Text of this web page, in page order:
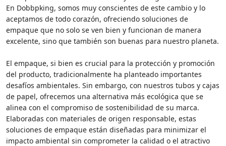
En Dobbpking, somos muy conscientes de este cambio y lo
aceptamos de todo corazón, ofreciendo soluciones de
empaque que no solo se ven bien y funcionan de manera
excelente, sino que también son buenas para nuestro planeta.
El empaque, si bien es crucial para la protección y promoción
del producto, tradicionalmente ha planteado importantes
desafíos ambientales. Sin embargo, con nuestros tubos y cajas
de papel, ofrecemos una alternativa más ecológica que se
alinea con el compromiso de sostenibilidad de su marca.
Elaboradas con materiales de origen responsable, estas
soluciones de empaque están diseñadas para minimizar el
impacto ambiental sin comprometer la calidad o el atractivo